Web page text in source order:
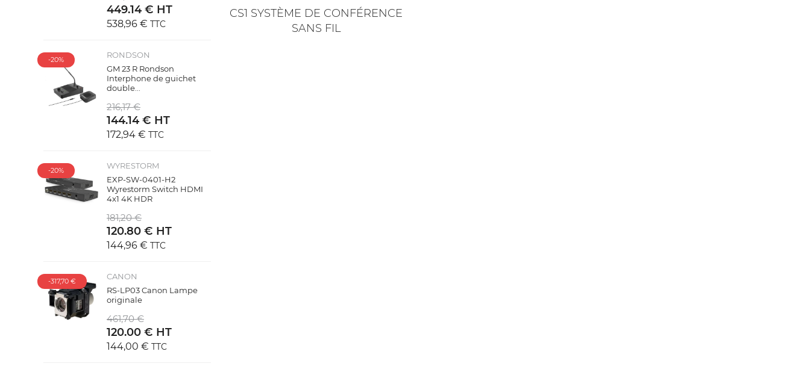
449.14 € HT
538,96 € TTC
-20%
RONDSON
GM 23 R Rondson
Interphone de guichet
double...
216,17 €
144.14 € HT
172,94 € TTC
-20%
WYRESTORM
EXP-SW-0401-H2
Wyrestorm Switch HDMI
4x1 4K HDR
181,20 €
120.80 € HT
144,96 € TTC
-317,70 €
CANON
RS-LP03 Canon Lampe
originale
461,70 €
120.00 € HT
144,00 € TTC
CS1 SYSTÈME DE CONFÉRENCE
SANS FIL